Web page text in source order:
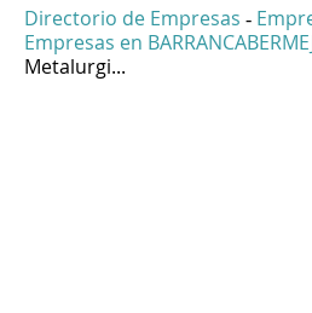
Directorio de Empresas -
Empresas en
Metalurgi...